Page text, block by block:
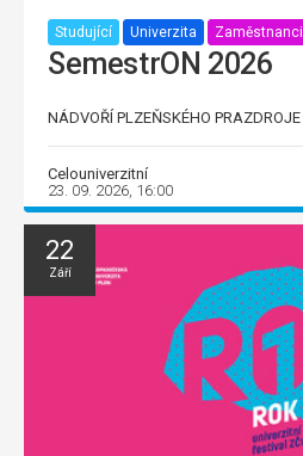
Studující Univerzita Zaměstnanci
SemestrON 2026
NÁDVOŘÍ PLZEŇSKÉHO PRAZDROJE
Celouniverzitní
23. 09. 2026, 16:00
22
Září